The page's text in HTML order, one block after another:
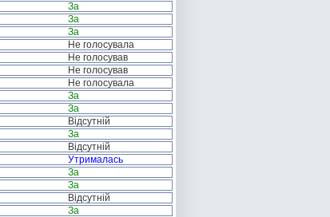
За
За
За
Не голосувала
Не голосував
Не голосував
Не голосувала
За
За
Відсутній
За
Відсутній
Утрималась
За
За
Відсутній
За